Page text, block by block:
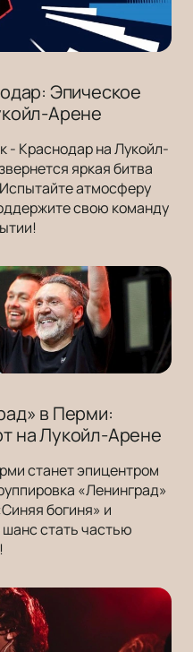
Эпическое
Арене
- Краснодар на Лукойл-
яркая битва
атмосферу
свою команду
в Перми:
на Лукойл-Арене
станет эпицентром
«Ленинград»
богиня» и
стать частью